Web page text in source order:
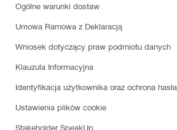
Ogólne warunki dostaw
Umowa Ramowa z Deklaracją
Wniosek dotyczący praw podmiotu danych
Klauzula Informacyjna
Identyfikacja użytkownika oraz ochrona hasła
Ustawienia plików cookie
Stakeholder SpeakUp